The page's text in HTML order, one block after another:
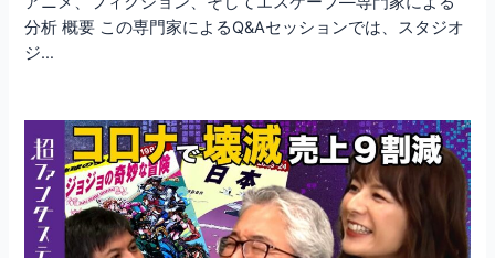
分析 概要 この専門家によるQ&Aセッションでは、スタジオ
ジ…